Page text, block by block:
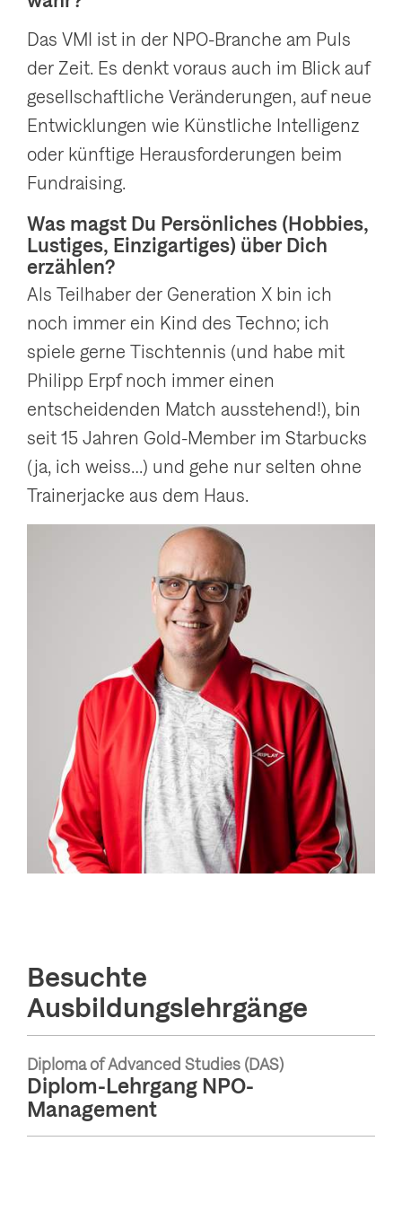
Das VMI ist in der NPO-Branche am Puls
der Zeit. Es denkt voraus auch im Blick auf
gesellschaftliche Veränderungen, auf neue
Entwicklungen wie Künstliche Intelligenz
oder künftige Herausforderungen beim
Fundraising.
Was magst Du Persönliches (Hobbies,
Lustiges, Einzigartiges) über Dich
erzählen?
Als Teilhaber der Generation X bin ich
noch immer ein Kind des Techno; ich
spiele gerne Tischtennis (und habe mit
Philipp Erpf noch immer einen
entscheidenden Match ausstehend!), bin
seit 15 Jahren Gold-Member im Starbucks
(ja, ich weiss…) und gehe nur selten ohne
Trainerjacke aus dem Haus.
Besuchte
Ausbildungslehrgänge
Diploma of Advanced Studies (DAS)
Diplom-Lehrgang NPO-
Management